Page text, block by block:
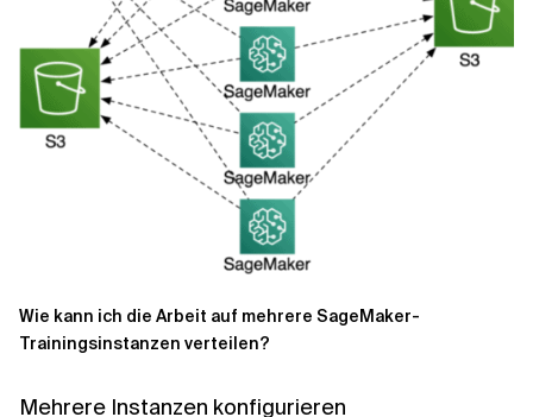
Wie kann ich die Arbeit auf mehrere SageMaker-
Trainingsinstanzen verteilen?
Mehrere Instanzen konfigurieren